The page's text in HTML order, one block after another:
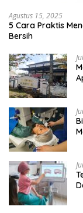
Agustus 15, 2025
5 Cara Praktis
Bersih